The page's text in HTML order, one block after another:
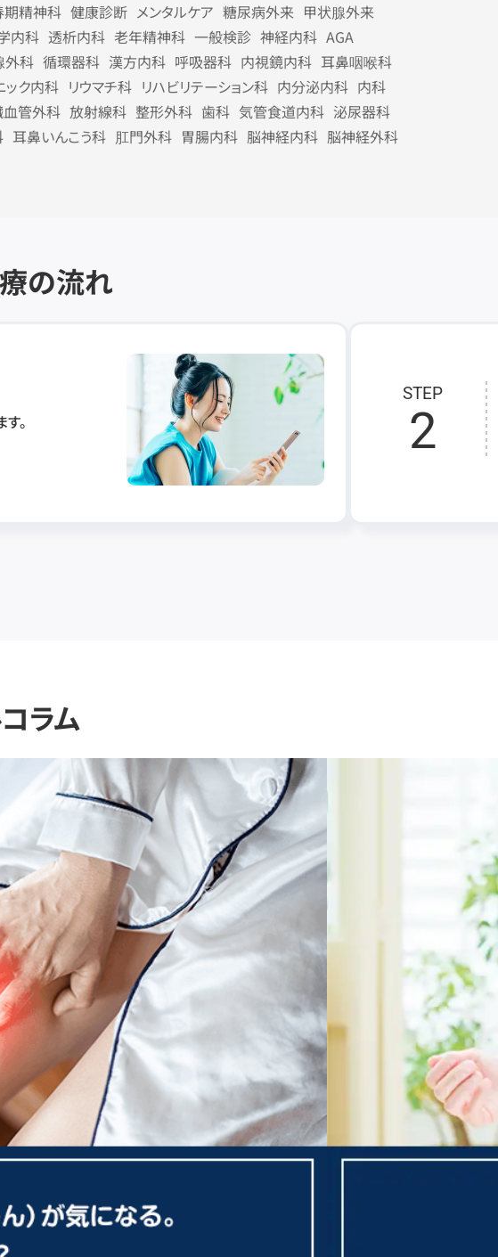
期精神科 健康診断 メンタルケア 糖尿病外来 甲状腺外来
内科 透析内科 老年精神科 一般検診 神経内科 AGA
外科 循環器科 漢方内科 呼吸器科 内視鏡内科 耳鼻咽喉科
ック内科 リウマチ科 リハビリテーション科 内分泌内科 内科
管外科 放射線科 整形外科 歯科 気管食道内科 泌尿器科
耳鼻いんこう科 肛門外科 胃腸内科 脳神経内科 脳神経外科
の流れ
。
STEP
2
ラム